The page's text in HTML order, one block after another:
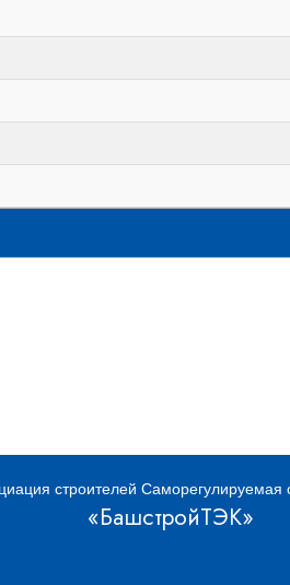
строителей Саморегулируемая
«БашстройТЭК»